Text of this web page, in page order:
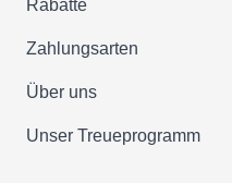
Rabatte
Zahlungsarten
Über uns
Unser Treueprogramm